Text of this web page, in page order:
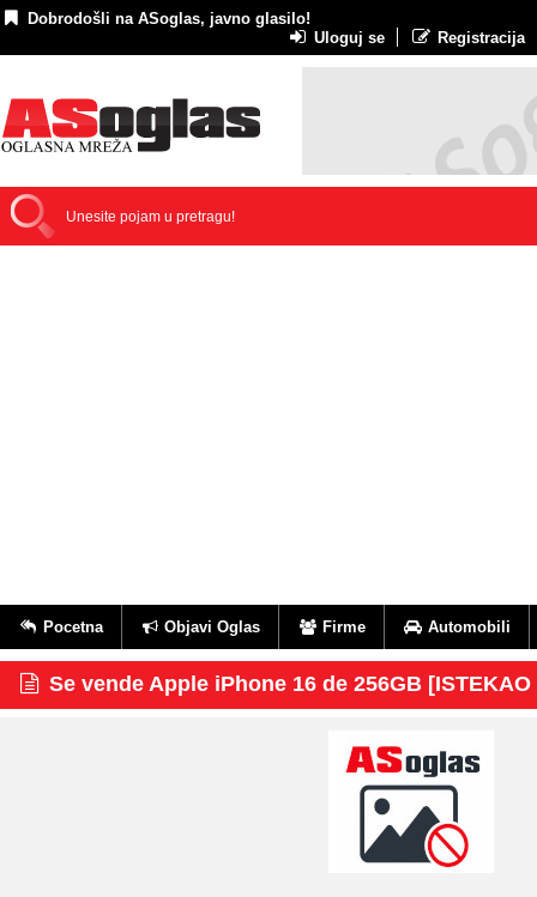
Dobrodošli na ASoglas, javno glasilo!
Uloguj se
Registracija
Pocetna Objavi Oglas Firme Automobili
Se vende Apple iPhone 16 de 256GB